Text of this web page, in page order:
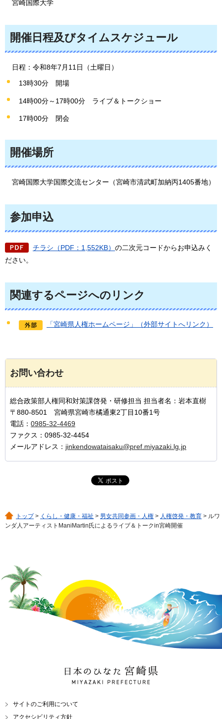
宮崎国際大学
開催日程及びタイムスケジュール
日程：令和8年7月11日（土曜日）
13時30分 開場
14時00分～17時00分 ライブ＆トークショー
17時00分 閉会
開催場所
宮崎国際大学国際交流センター（宮崎市清武町加納丙1405番地）
参加申込
チラシ（PDF：1,552KB） の二次元コードからお申込みく
ださい。
関連するページへのリンク
「宮崎県人権ホームページ」（外部サイトへリンク）
お問い合わせ
総合政策部人権同和対策課啓発・研修担当 担当者名：岩本直樹
〒880-8501 宮崎県宮崎市橘通東2丁目10番1号
電話： 0985-32-4469
ファクス：0985-32-4454
メールアドレス： jinkendowataisaku@pref.miyazaki.lg.jp
トップ> くらし・健康・福祉 > 男女共同参画・人権 > 人権啓発・教育 > ルワ
ンダ人アーティストManiMartin氏によるライブ＆トークin宮崎開催
日本のひなた 宮崎県
MIYAZAKI PREFECTURE
サイトのご利用について
アクセシビリティ方針